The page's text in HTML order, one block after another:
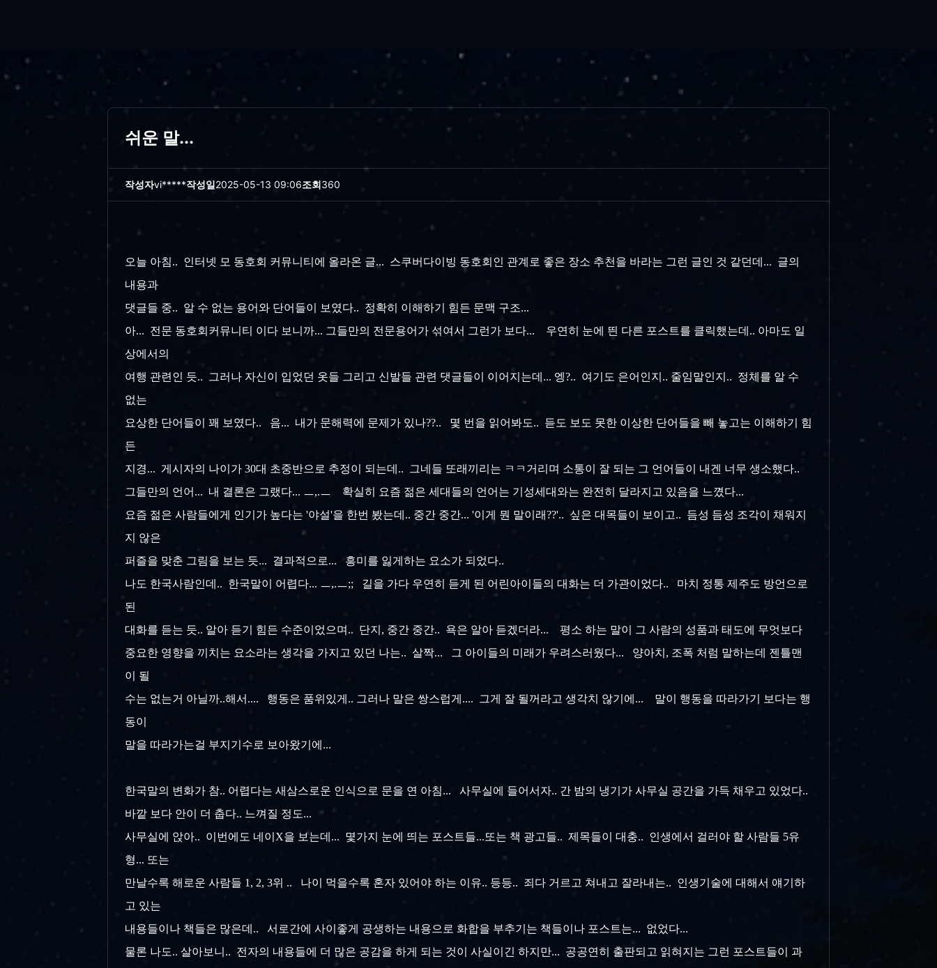
쉬운 말...
작성자vi*****작성일2025-05-13 09:06조회360
오늘 아침.. 인터넷 모 동호회 커뮤니티에 올라온 글... 스쿠버다이빙 동호회인 관계로 좋은 장소 추천을 바라는 그런 글인 것 같던데... 글의
내용과
댓글들 중.. 알 수 없는 용어와 단어들이 보였다.. 정확히 이해하기 힘든 문맥 구조...
아... 전문 동호회커뮤니티 이다 보니까... 그들만의 전문용어가 섞여서 그런가 보다... 우연히 눈에 띈 다른 포스트를 클릭했는데.. 아마도 일
상에서의
여행 관련인 듯.. 그러나 자신이 입었던 옷들 그리고 신발들 관련 댓글들이 이어지는데... 엥?.. 여기도 은어인지.. 줄임말인지.. 정체를 알 수
없는
요상한 단어들이 꽤 보였다.. 음... 내가 문해력에 문제가 있나??.. 몇 번을 읽어봐도.. 듣도 보도 못한 이상한 단어들을 빼 놓고는 이해하기 힘
든
지경... 게시자의 나이가 30대 초중반으로 추정이 되는데.. 그네들 또래끼리는 ㅋㅋ거리며 소통이 잘 되는 그 언어들이 내겐 너무 생소했다..
그들만의 언어... 내 결론은 그랬다... ㅡ,.ㅡ 확실히 요즘 젊은 세대들의 언어는 기성세대와는 완전히 달라지고 있음을 느꼈다...
요즘 젊은 사람들에게 인기가 높다는 '야설'을 한번 봤는데.. 중간 중간... '이게 뭔 말이래??'.. 싶은 대목들이 보이고.. 듬성 듬성 조각이 채워지
지 않은
퍼즐을 맞춘 그림을 보는 듯... 결과적으로... 흥미를 잃게하는 요소가 되었다..
나도 한국사람인데.. 한국말이 어렵다... ㅡ,.ㅡ;; 길을 가다 우연히 듣게 된 어린아이들의 대화는 더 가관이었다.. 마치 정통 제주도 방언으로
된
대화를 듣는 듯.. 알아 듣기 힘든 수준이었으며.. 단지, 중간 중간.. 욕은 알아 듣겠더라... 평소 하는 말이 그 사람의 성품과 태도에 무엇보다
중요한 영향을 끼치는 요소라는 생각을 가지고 있던 나는.. 살짝... 그 아이들의 미래가 우려스러웠다... 양아치, 조폭 처럼 말하는데 젠틀맨
이 될
수는 없는거 아닐까..해서.... 행동은 품위있게.. 그러나 말은 쌍스럽게.... 그게 잘 될꺼라고 생각치 않기에... 말이 행동을 따라가기 보다는 행
동이
말을 따라가는걸 부지기수로 보아왔기에...
한국말의 변화가 참.. 어렵다는 새삼스로운 인식으로 문을 연 아침... 사무실에 들어서자.. 간 밤의 냉기가 사무실 공간을 가득 채우고 있었다..
바깥 보다 안이 더 춥다.. 느껴질 정도...
사무실에 앉아.. 이번에도 네이X을 보는데... 몇가지 눈에 띄는 포스트들...또는 책 광고들.. 제목들이 대충.. 인생에서 걸러야 할 사람들 5유
형... 또는
만날수록 해로운 사람들 1, 2, 3위 .. 나이 먹을수록 혼자 있어야 하는 이유.. 등등.. 죄다 거르고 쳐내고 잘라내는.. 인생기술에 대해서 얘기하
고 있는
내용들이나 책들은 많은데.. 서로간에 사이좋게 공생하는 내용으로 화합을 부추기는 책들이나 포스트는... 없었다...
물론 나도.. 살아보니.. 전자의 내용들에 더 많은 공감을 하게 되는 것이 사실이긴 하지만... 공공연히 출판되고 읽혀지는 그런 포스트들이 과